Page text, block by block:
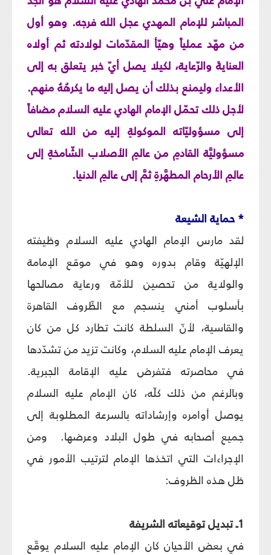
المباشر للإمام المهدي عجل الله فرجه. وهو أول
من مهّد عملياً وهيّأ المقدّمات لولادته ثم أولاه
العنايةَ والرّعاية، لكيلا يصل أيّ خبر يتعلق به إلى
الأعداء وليمنع بذلك أن يصل إليه ما يكرهُهُ منهم.
لأجل ذلك تحمّل الإمام الهادي عليه السلام مضافاً
إلى مسؤوليّاته الموكولةِ إليه من الله تعالى
مسؤوليَّة القادمِ من عالمِ الأصلاب الشّامخةِ إلى
عالمِ الأرحام المطهَّرةِ ثمَّ إلى عالمِ الدنيا.
* حماية الشيعة
لقد مارس الإمام الهادي عليه السلام وظيفته
الإلهيّة وقام بدوره وهو في موقع الإمامة
والولاية من تحصين للأمّة ورعاية مصالحها
بأسلوب أمني ينسجم مع الظّروف القاهرة
والقاسية، لأنّ السلطة كانت تطارد كل من كان
يعرف الإمام عليه السلام، وكانت تزيد من تشدّدها
في محاصرته فتفرض عليه الإقامة الجبرية.
وبالرغم من ذلك كلّه، كان الإمام عليه السلام
يوصل أوامره وإرشاداته بالسرعة المطلوبة إلى
جميع أصحابه في طول البلاد وعرضها. ومن
الإجراءات التي اتخذها الإمام لترتيب الأمور في
ظل هذه الظروف:
1ـ تبديل توقيعاته الشريفة
في بعض الأحيان كان الإمام عليه السلام يوقّع